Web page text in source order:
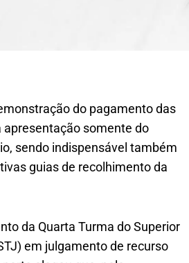
do pagamento das
apresentação somente do
sendo indispensável também
guias de recolhimento da
da Quarta Turma do Superior
em julgamento de recurso